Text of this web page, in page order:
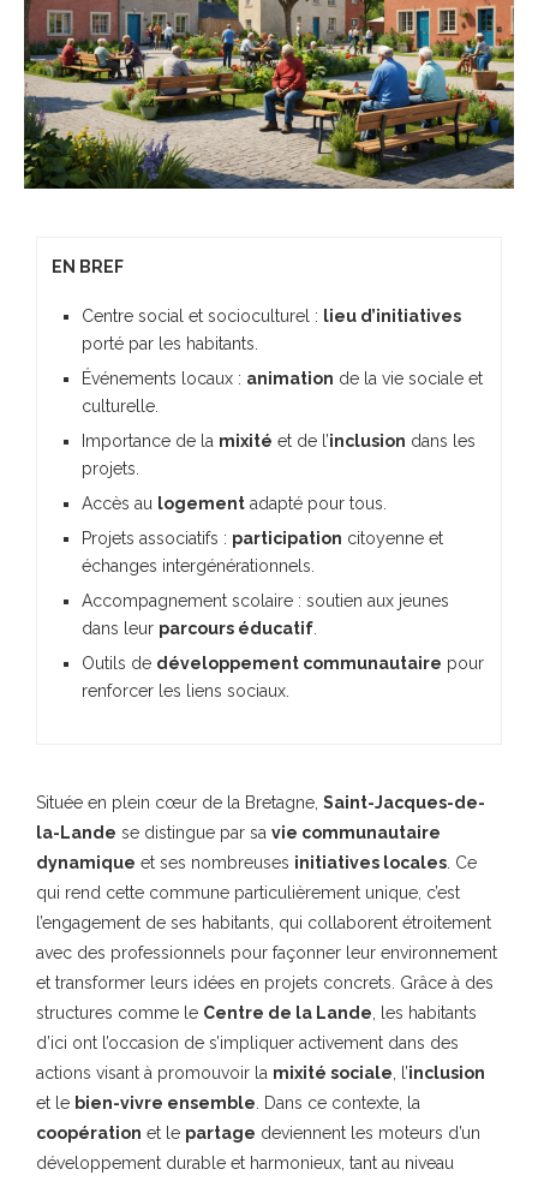
EN BREF
Centre social et socioculturel : lieu d’initiatives
porté par les habitants.
Événements locaux : animation de la vie sociale et
culturelle.
Importance de la mixité et de l’inclusion dans les
projets.
Accès au logement adapté pour tous.
Projets associatifs : participation citoyenne et
échanges intergénérationnels.
Accompagnement scolaire : soutien aux jeunes
dans leur parcours éducatif
Outils de développement communautaire pour
renforcer les liens sociaux.
Située en plein cœur de la Bretagne, Saint-Jacques-de-
la-Lande se distingue par sa vie communautaire
dynamique et ses nombreuses initiatives locales . Ce
qui rend cette commune particulièrement unique, c’est
l’engagement de ses habitants, qui collaborent étroitement
avec des professionnels pour façonner leur environnement
et transformer leurs idées en projets concrets. Grâce à des
structures comme le Centre de la Lande , les habitants
d’ici ont l’occasion de s’impliquer activement dans des
actions visant à promouvoir la mixité sociale , l’inclusion
et le bien-vivre ensemble . Dans ce contexte, la
coopération et le partage deviennent les moteurs d’un
développement durable et harmonieux, tant au niveau